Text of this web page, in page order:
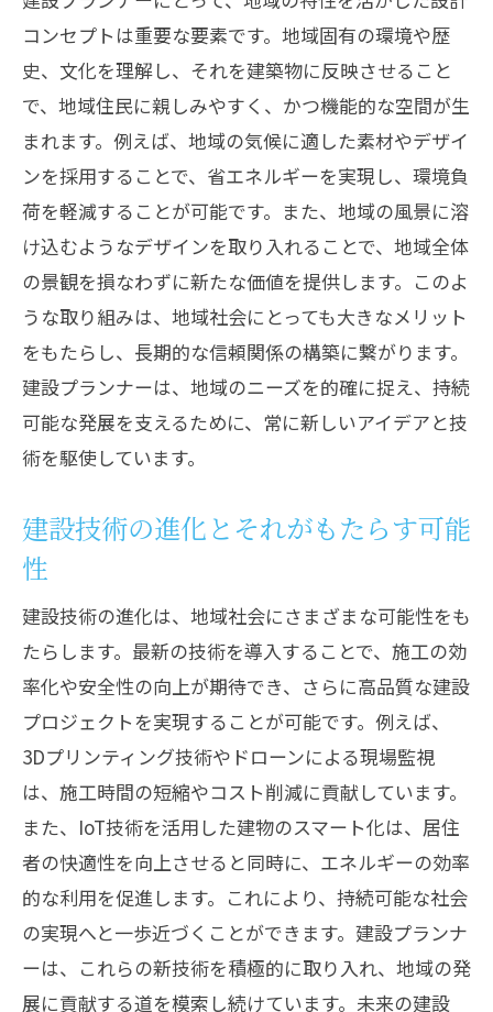
コンセプトは重要な要素です。地域固有の環境や歴
史、文化を理解し、それを建築物に反映させること
で、地域住民に親しみやすく、かつ機能的な空間が生
まれます。例えば、地域の気候に適した素材やデザイ
ンを採用することで、省エネルギーを実現し、環境負
荷を軽減することが可能です。また、地域の風景に溶
け込むようなデザインを取り入れることで、地域全体
の景観を損なわずに新たな価値を提供します。このよ
うな取り組みは、地域社会にとっても大きなメリット
をもたらし、長期的な信頼関係の構築に繋がります。
建設プランナーは、地域のニーズを的確に捉え、持続
可能な発展を支えるために、常に新しいアイデアと技
術を駆使しています。
建設技術の進化とそれがもたらす可能
性
建設技術の進化は、地域社会にさまざまな可能性をも
たらします。最新の技術を導入することで、施工の効
率化や安全性の向上が期待でき、さらに高品質な建設
プロジェクトを実現することが可能です。例えば、
3Dプリンティング技術やドローンによる現場監視
は、施工時間の短縮やコスト削減に貢献しています。
また、IoT技術を活用した建物のスマート化は、居住
者の快適性を向上させると同時に、エネルギーの効率
的な利用を促進します。これにより、持続可能な社会
の実現へと一歩近づくことができます。建設プランナ
ーは、これらの新技術を積極的に取り入れ、地域の発
展に貢献する道を模索し続けています。未来の建設